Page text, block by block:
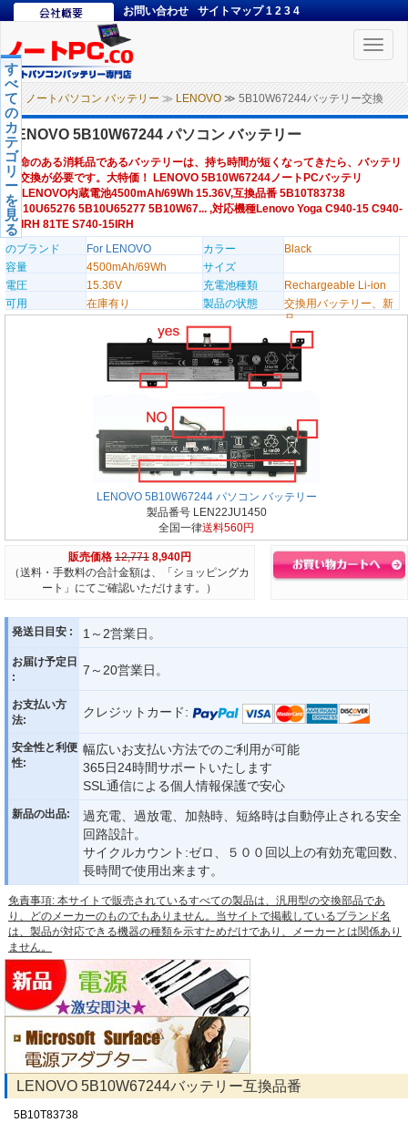
お問い合わせ サイトマップ 1 2 3 4
Toggle
ノートパソコン バッテリー ≫ LENOVO ≫ 5B10W67244バッテリー交換
す
べ
て
の
カ
テ
ゴ
リ
ー
を
見
る
LENOVO 5B10W67244 パソコン バッテリー
寿命のある消耗品であるバッテリーは、持ち時間が短くなってきたら、バッテリ
ー交換が必要です。大特価！ LENOVO 5B10W67244ノートPCバッテリ
ー,LENOVO内蔵電池4500mAh/69Wh 15.36V,互換品番 5B10T83738
5B10U65276 5B10U65277 5B10W67... ,対応機種Lenovo Yoga C940-15 C940-
15IRH 81TE S740-15IRH
のブランド
For LENOVO カラー
Black
容量
4500mAh/69Wh
サイズ
電圧
15.36V 充電池種類
Rechargeable Li-ion
可用
在庫有り 製品の状態
交換用バッテリー、新
品
LENOVO 5B10W67244 パソコン バッテリー
製品番号 LEN22JU1450
全国一律送料560円
販売価格 12,771 8,940円
（送料・手数料の合計金額は、「ショッピングカ
ート」にてご確認いただけます。）
発送日目安 : 1～2営業日。
お届け予定日
:
7～20営業日。
お支払い方
法:
クレジットカード:
安全性と利便
性:
幅広いお支払い方法でのご利用が可能
365日24時間サポートいたします
SSL通信による個人情報保護で安心
新品の出品:
過充電、過放電、加熱時、短絡時は自動停止される安全
回路設計。
サイクルカウント:ゼロ、５００回以上の有効充電回数、
長時間で使用出来ます。
免責事項: 本サイトで販売されているすべての製品は、汎用型の交換部品であ
り、どのメーカーのものでもありません。当サイトで掲載しているブランド名
は、製品が対応できる機器の種類を示すためだけであり、メーカーとは関係あり
ません。
LENOVO 5B10W67244バッテリー互換品番
5B10T83738